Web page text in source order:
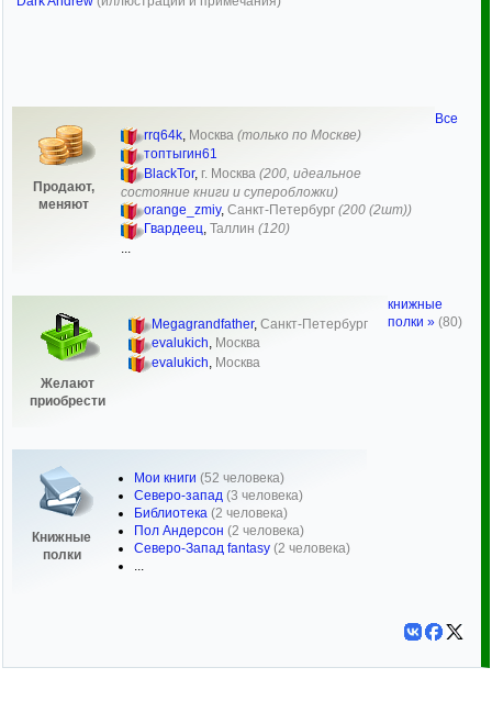
Продают,
меняют
rrq64k, Москва (только по Москве)
топтыгин61
BlackTor, г. Москва (200, идеальное
состояние книги и суперобложки)
orange_zmiy, Санкт-Петербург (200 (2шт))
Гвардеец, Таллин (120)
Желают
приобрести
Megagrandfather, Санкт-Петербург
evalukich, Москва
evalukich Москва
Книжные
полки
Мои книги (52 человека)
Северо-запад (3 человека)
Библиотека (2 человека)
Пол Андерсон (2 человека)
Северо-Запад fantasy (2 человека)
...
Все
книжные
полки » (80)